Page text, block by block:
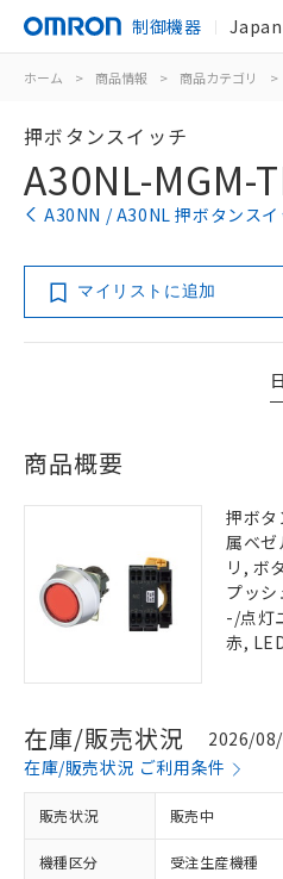
制御機器 Japan
ホーム > 商品情報 > 商品カテゴリ >
押ボタンスイッチ
A30NL-MGM-
A30NN / A30NL 押ボタンス
マイリストに追加
商品概要
押ボ
属ベゼ
リ, ボ
プッ
-/点灯
赤,
在庫/販売状況
2026/
在庫/販売状況 ご利用条件
販売状況 販売中
機種区分 受注生産機種